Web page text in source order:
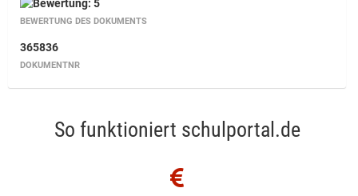
BEWERTUNG DES DOKUMENTS
365836
DOKUMENTNR
So funktioniert schulportal.de